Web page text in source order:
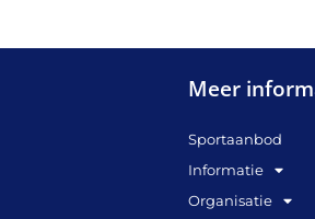
Meer
Sportaanbod
Informatie
Organisatie